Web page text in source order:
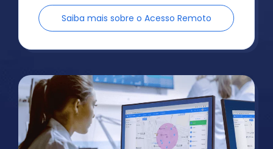
Saiba mais sobre o Acesso Remoto